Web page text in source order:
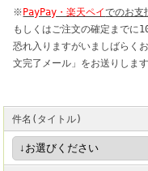
※ PayPay・楽天ペイでのお支
もしくはご注文の確定までに
恐れ入りますがいましばらく
文完了メール」をお送りします
件名(タイトル)